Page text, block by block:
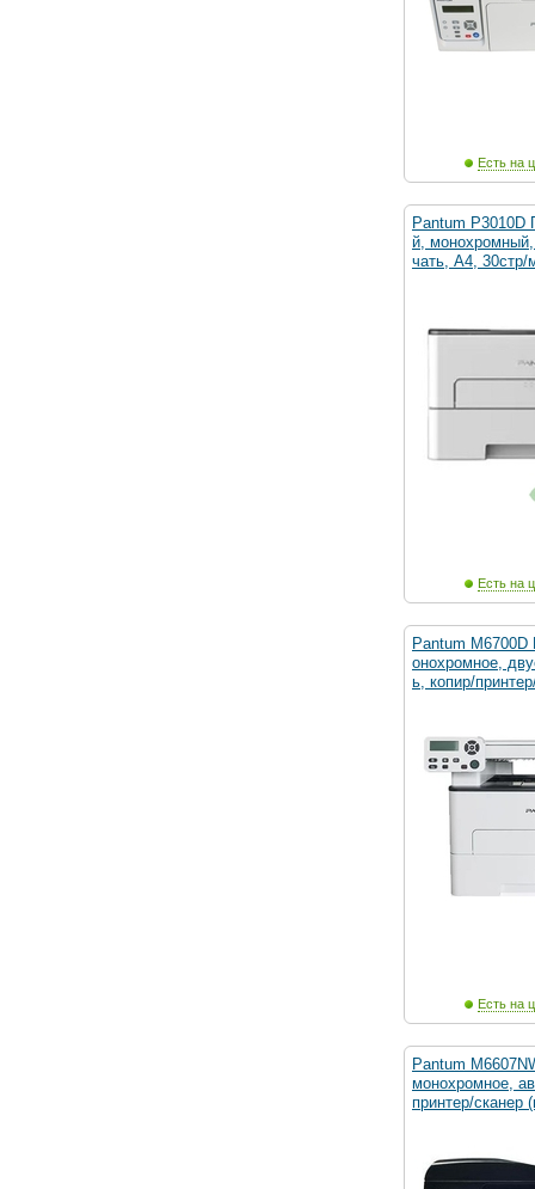
Есть на
Pantum P3010D
й, монохромный,
чать, A4, 30стр/
Есть на
Pantum
онохромное,
ь, копир/
Есть на
Pantum
монохромное,
принтер/сканер